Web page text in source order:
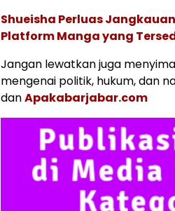
Shueisha Perluas
Platform Manga yang
Jangan lewatkan juga
mengenai politik, hukum, dan
danApakabarjabar.com